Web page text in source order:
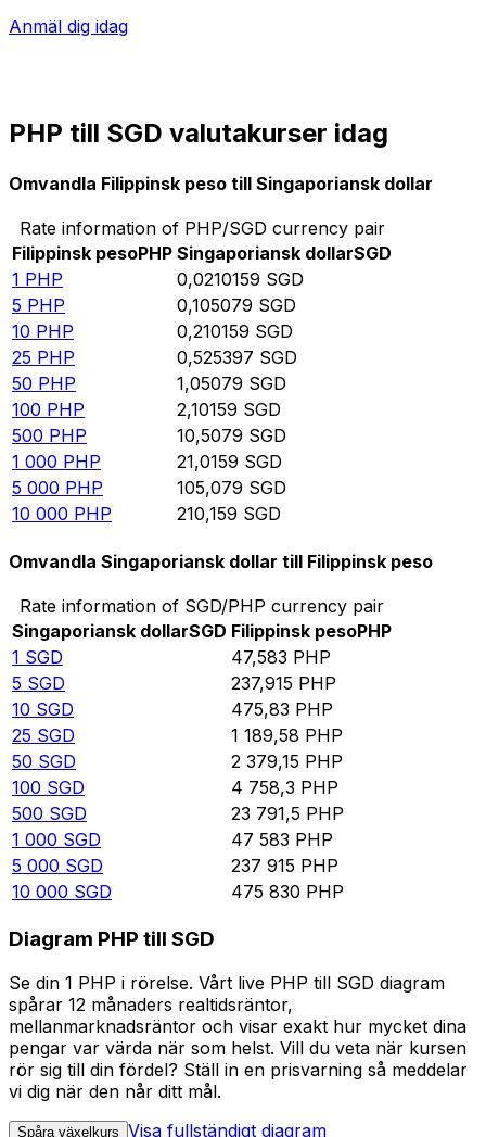
Anmäl dig idag
PHP till SGD valutakurser idag
Omvandla Filippinsk peso till Singaporiansk dollar
Rate information of PHP/SGD currency pair
Filippinsk pesoPHP Singaporiansk dollarSGD
1 PHP 0,0210159 SGD
5 PHP 0,105079 SGD
10 PHP 0,210159 SGD
25 PHP 0,525397 SGD
50 PHP 1,05079 SGD
100 PHP 2,10159 SGD
500 PHP 10,5079 SGD
1 000 PHP 21,0159 SGD
5 000 PHP 105,079 SGD
10 000 PHP 210,159 SGD
Omvandla Singaporiansk dollar till Filippinsk peso
Rate information of SGD/PHP currency pair
Singaporiansk dollarSGD Filippinsk pesoPHP
1 SGD 47,583 PHP
5 SGD 237,915 PHP
10 SGD 475,83 PHP
25 SGD 1 189,58 PHP
50 SGD 2 379,15 PHP
100 SGD 4 758,3 PHP
500 SGD 23 791,5 PHP
1 000 SGD 47 583 PHP
5 000 SGD 237 915 PHP
10 000 SGD 475 830 PHP
Diagram PHP till SGD
Se din 1 PHP i rörelse. Vårt live PHP till SGD diagram
spårar 12 månaders realtidsräntor,
mellanmarknadsräntor och visar exakt hur mycket dina
pengar var värda när som helst. Vill du veta när kursen
rör sig till din fördel? Ställ in en prisvarning så meddelar
vi dig när den når ditt mål.
Spåra växelkurs Visa fullständigt diagram